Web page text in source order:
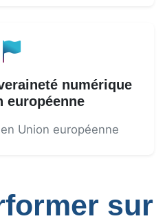
numérique
européenne
Union européenne
sur